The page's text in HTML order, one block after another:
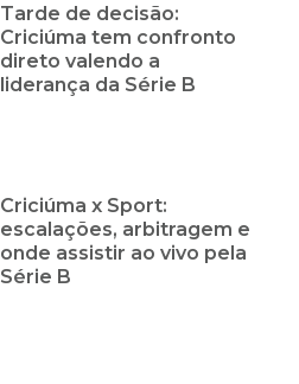
Tarde de decisão:
Criciúma tem confronto
direto valendo a
liderança da Série B
Criciúma x Sport:
escalações, arbitragem e
onde assistir ao vivo pela
Série B